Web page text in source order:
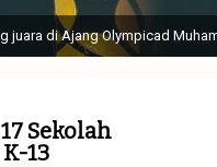
( TSPM ) di Stadion
seluruh Muktamar dan
Sekolah
13